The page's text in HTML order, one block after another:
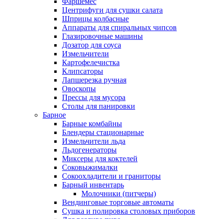
Центрифуги для сушки салата
Шприцы колбасные
Аппараты для спиральных чипсов
Глазировочные машины
Дозатор для соуса
Измельчители
Картофелечистка
Клипсаторы
Лапшерезка ручная
Овоскопы
Прессы для мусора
Столы для панировки
Барное
Барные комбайны
Блендеры стационарные
Измельчители льда
Льдогенераторы
Миксеры для коктелей
Соковыжималки
Сокоохладители и граниторы
Барный инвентарь
Молочники (питчеры)
Вендинговые торговые автоматы
Сушка и полировка столовых приборов